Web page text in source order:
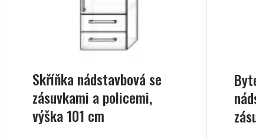
Skříňka nádstavbová se
zásuvkami a policemi,
výška 101 cm